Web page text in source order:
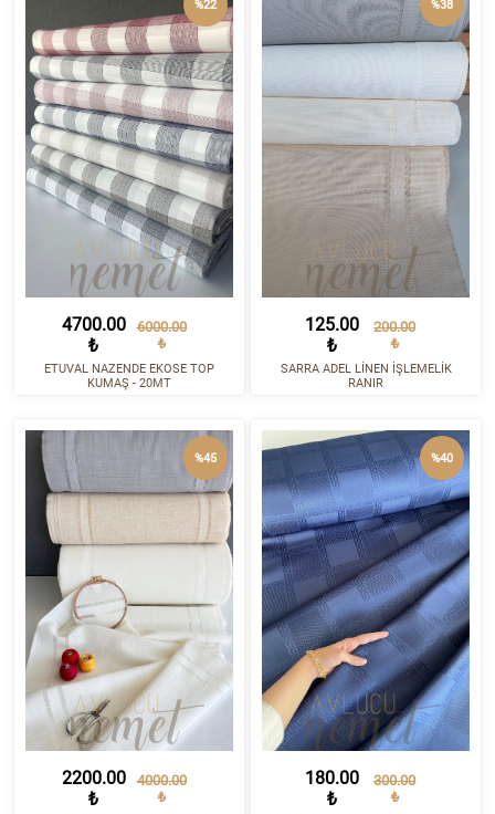
4700.00
₺
6000.00
₺
ETUVAL NAZENDE EKOSE TOP
KUMAŞ - 20MT
%22
125.00
₺
200.00
₺
SARRA ADEL LİNEN İŞLEMELİK
RANIR
%38
2200.00
₺
4000.00
₺
%45
180.00
₺
300.00
₺
%40